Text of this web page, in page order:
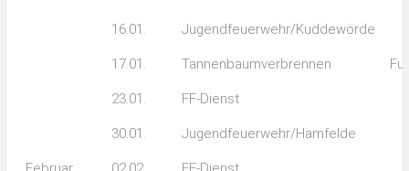
16.01. Jugendfeuerwehr/Kuddewörde
17.01. Tannenbaumverbrennen
23.01. FF-Dienst
30.01. Jugendfeuerwehr/Hamfelde